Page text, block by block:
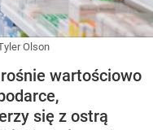
Olson
wartościowo
się z ostrą